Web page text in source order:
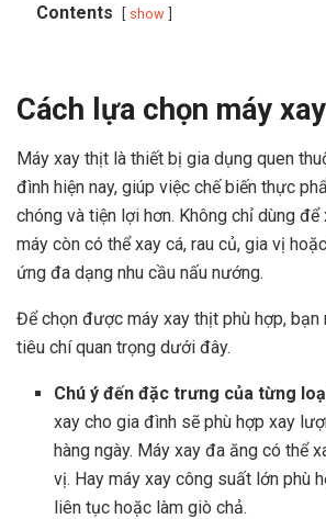
Contents show
Cách lựa chọn máy
Máy xay thịt là thiết bị gia dụng quen
đình hiện nay, giúp việc chế biến thực
chóng và tiện lợi hơn. Không chỉ dùng để
máy còn có thể xay cá, rau củ, gia vị
ứng đa dạng nhu cầu nấu nướng.
Để chọn được máy xay thịt phù hợp, bạn
tiêu chí quan trọng dưới đây.
Chú ý đến đặc trưng của từng
xay cho gia đình sẽ phù hợp xay
hàng ngày. Máy xay đa ăng có thể
vị. Hay máy xay công suất lớn phù
liên tục hoặc làm giò chả.